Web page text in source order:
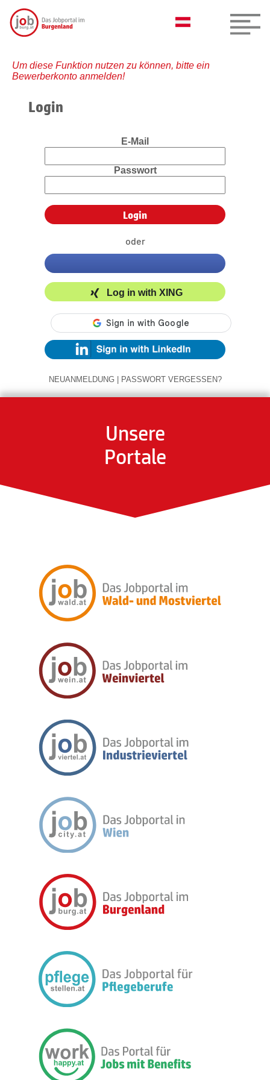
Um diese Funktion nutzen zu können, bitte ein
Bewerberkonto anmelden!
Login
E-Mail
Passwort
oder
Log in with XING
NEUANMELDUNG | PASSWORT VERGESSEN?
Unsere
Portale